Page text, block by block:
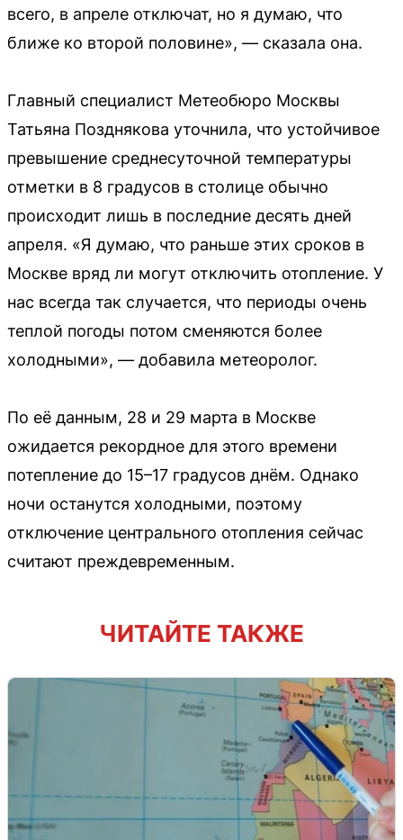
всего, в апреле отключат, но я думаю, что
ближе ко второй половине», — сказала она.
Главный специалист Метеобюро Москвы
Татьяна Позднякова уточнила, что устойчивое
превышение среднесуточной температуры
отметки в 8 градусов в столице обычно
происходит лишь в последние десять дней
апреля. «Я думаю, что раньше этих сроков в
Москве вряд ли могут отключить отопление. У
нас всегда так случается, что периоды очень
теплой погоды потом сменяются более
холодными», — добавила метеоролог.
По её данным, 28 и 29 марта в Москве
ожидается рекордное для этого времени
потепление до 15–17 градусов днём. Однако
ночи останутся холодными, поэтому
отключение центрального отопления сейчас
считают преждевременным.
ЧИТАЙТЕ ТАКЖЕ